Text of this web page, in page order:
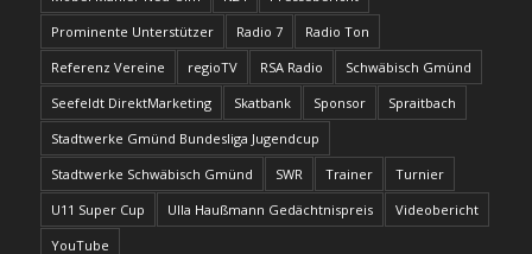
Prominente Unterstützer
Radio 7
Radio Ton
Referenz Vereine
regioTV RSA Radio
Schwäbisch Gmünd
Seefeldt DirektMarketing
Skatbank Sponsor
Spraitbach
Stadtwerke Gmünd Bundesliga Jugendcup
Stadtwerke Schwäbisch Gmünd
SWR Trainer
Turnier
U11 Super Cup
Ulla Haußmann Gedächtnispreis
Videobericht
YouTube